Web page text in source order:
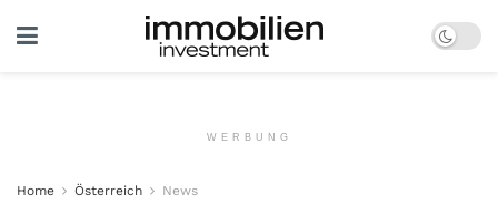
WERBUNG
Home Österreich News